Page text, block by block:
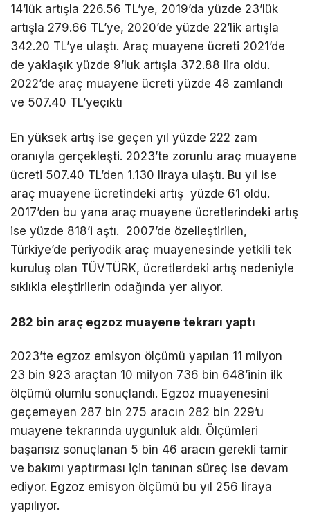
14’lük artışla 226.56 TL’ye, 2019’da yüzde 23’lük
artışla 279.66 TL’ye, 2020’de yüzde 22’lik artışla
342.20 TL’ye ulaştı. Araç muayene ücreti 2021’de
de yaklaşık yüzde 9’luk artışla 372.88 lira oldu.
2022’de araç muayene ücreti yüzde 48 zamlandı
ve 507.40 TL’yeçıktı
En yüksek artış ise geçen yıl yüzde 222 zam
oranıyla gerçekleşti. 2023’te zorunlu araç muayene
ücreti 507.40 TL’den 1.130 liraya ulaştı. Bu yıl ise
araç muayene ücretindeki artış yüzde 61 oldu.
2017’den bu yana araç muayene ücretlerindeki artış
ise yüzde 818’i aştı. 2007’de özelleştirilen,
Türkiye’de periyodik araç muayenesinde yetkili tek
kuruluş olan TÜVTÜRK, ücretlerdeki artış nedeniyle
sıklıkla eleştirilerin odağında yer alıyor.
282 bin araç egzoz muayene tekrarı yaptı
2023’te egzoz emisyon ölçümü yapılan 11 milyon
23 bin 923 araçtan 10 milyon 736 bin 648’inin ilk
ölçümü olumlu sonuçlandı. Egzoz muayenesini
geçemeyen 287 bin 275 aracın 282 bin 229’u
muayene tekrarında uygunluk aldı. Ölçümleri
başarısız sonuçlanan 5 bin 46 aracın gerekli tamir
ve bakımı yaptırması için tanınan süreç ise devam
ediyor. Egzoz emisyon ölçümü bu yıl 256 liraya
yapılıyor.